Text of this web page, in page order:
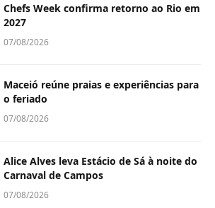
Chefs Week confirma retorno ao Rio em
2027
07/08/2026
Maceió reúne praias e experiências para
o feriado
07/08/2026
Alice Alves leva Estácio de Sá à noite do
Carnaval de Campos
07/08/2026